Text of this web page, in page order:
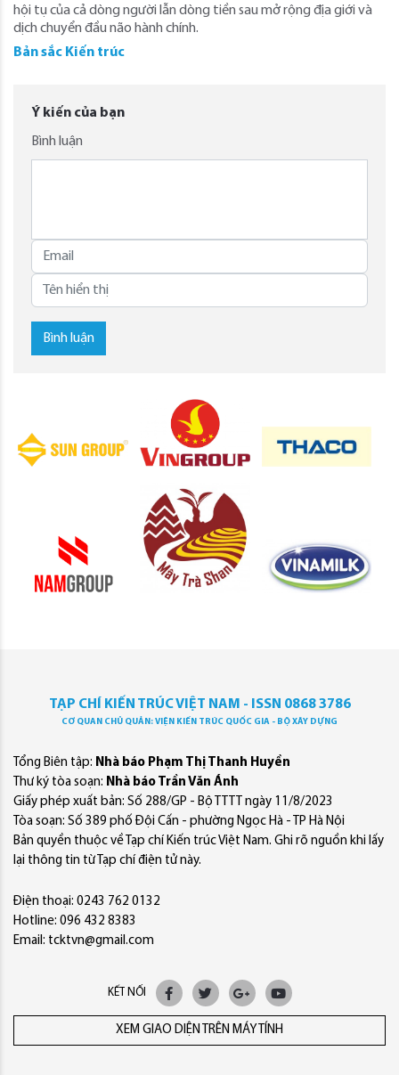
hội tụ của cả dòng người lẫn dòng tiền sau mở rộng địa giới và
dịch chuyển đầu não hành chính.
Bản sắc Kiến trúc
Ý kiến của bạn
Bình luận
Bình luận
TẠP CHÍ KIẾN TRÚC VIỆT NAM - ISSN 0868 3786
CƠ QUAN CHỦ QUẢN: VIỆN KIẾN TRÚC QUỐC GIA - BỘ XÂY DỰNG
Tổng Biên tập: Nhà báo Phạm Thị Thanh Huyền
Thư ký tòa soạn: Nhà báo Trần Văn Ánh
Giấy phép xuất bản: Số 288/GP - Bộ TTTT ngày 11/8/2023
Tòa soạn: Số 389 phố Đội Cấn - phường Ngọc Hà - TP Hà Nội
Bản quyền thuộc về Tạp chí Kiến trúc Việt Nam. Ghi rõ nguồn khi lấy
lại thông tin từ Tạp chí điện tử này.
Điện thoại: 0243 762 0132
Hotline: 096 432 8383
Email: tcktvn@gmail.com
KẾT NỐI
XEM GIAO DIỆN TRÊN MÁY TÍNH